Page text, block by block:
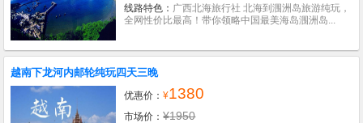
线路特色： 广西北海旅行社 北海到涠洲岛旅游纯玩，
全网性价比最高！带你领略中国最美海岛涠洲岛...
越南下龙河内邮轮纯玩四天三晚
优惠价：¥1380
市场价：¥1950